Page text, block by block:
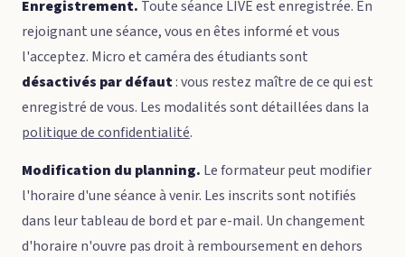
Enregistrement. Toute séance LIVE est enregistrée. En
rejoignant une séance, vous en êtes informé et vous
l'acceptez. Micro et caméra des étudiants sont
désactivés par défaut: vous restez maître de ce qui est
enregistré de vous. Les modalités sont détaillées dans la
politique de confidentialité.
Modification du planning. Le formateur peut modifier
l'horaire d'une séance à venir. Les inscrits sont notifiés
dans leur tableau de bord et par e-mail. Un changement
d'horaire n'ouvre pas droit à remboursement en dehors